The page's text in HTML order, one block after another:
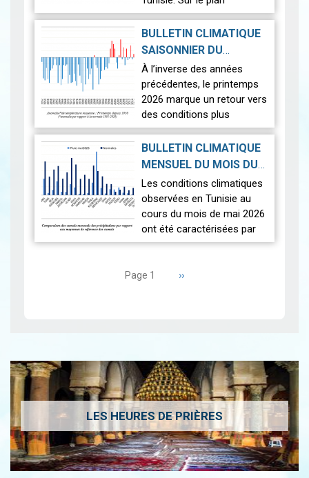
thermique, des
températures supérieures
aux normales ont été
observées sur l'en…
BULLETIN CLIMATIQUE
SAISONNIER DU
PRINTEMPS 2026|
2026-07-02
À l’inverse des années
précédentes, le printemps
2026 marque un retour vers
des conditions plus
proches de la normale,
avec un léger excédent
thermique de +0,3 °c
Nous r…
BULLETIN CLIMATIQUE
MENSUEL DU MOIS DU
MAI 2026|2026-06-17
Les conditions climatiques
observées en Tunisie au
cours du mois de mai 2026
ont été caractérisées par
des températures proches
répartition spatiale
Page 1 Page
››
LES HEURES DE PRIÈRES